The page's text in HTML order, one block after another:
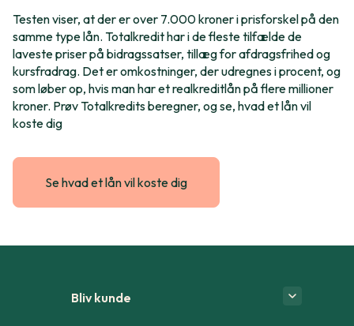
Testen viser, at der er over 7.000 kroner i prisforskel på den
samme type lån. Totalkredit har i de fleste tilfælde de
laveste priser på bidragssatser, tillæg for afdragsfrihed og
kursfradrag. Det er omkostninger, der udregnes i procent, og
som løber op, hvis man har et realkreditlån på flere millioner
kroner. Prøv Totalkredits beregner, og se, hvad et lån vil
koste dig
Se hvad et lån vil koste dig
Bliv kunde